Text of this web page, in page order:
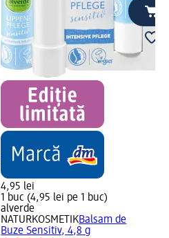
4,95 lei
1 buc (4,95 lei pe 1 buc)
alverde
NATURKOSMETIKBalsam de
Buze Sensitiv, 4,8 g